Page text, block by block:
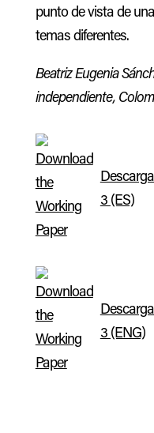
punto de vista de
temas diferentes.
Beatriz Eugenia
independiente,
3 (ES)
3 (ENG)